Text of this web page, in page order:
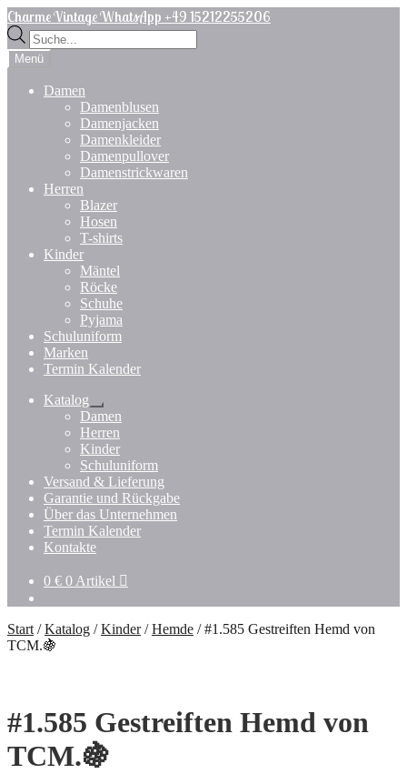
Zur
Navigation
springen
Zum
Inhalt
springen
Charme Vintage WhatsApp +49 15212255206
Products
search
Menü
Damen
Damenblusen
Damenjacken
Damenkleider
Damenpullover
Damenstrickwaren
Herren
Blazer
Hosen
T-shirts
Kinder
Mäntel
Röcke
Schuhe
Pyjama
Schuluniform
Marken
Termin Kalender
Katalog
Untermenü
öffnen
Damen
Herren
Kinder
Schuluniform
Versand & Lieferung
Garantie und Rückgabe
Über das Unternehmen
Termin Kalender
Kontakte
0 € 0 Artikel
Start /Katalog /Kinder/Hemde /#1.585 Gestreiften Hemd von
TCM.🍇
#1.585 Gestreiften Hemd von
TCM.🍇